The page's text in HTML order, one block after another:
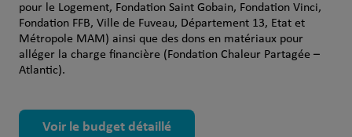
pour le Logement, Fondation Saint Gobain, Fondation Vinci,
Fondation FFB, Ville de Fuveau, Département 13, Etat et
Métropole MAM) ainsi que des dons en matériaux pour
alléger la charge financière (Fondation Chaleur Partagée –
Atlantic).
Voir le budget détaillé